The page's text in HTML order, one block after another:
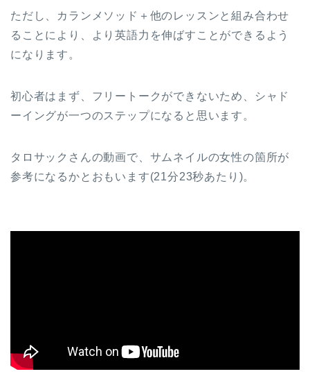
ただし、カランメソッド＋他のレッスンと組み合わせ
ることにより、より英語力を伸ばすことができるよう
になります。
初心者はまず、フリートークができないため、シャド
ーイングが一つのステップになると思います。
タロサックさんの動画で、サムネイルの女性の箇所が
参考になるかとおもいます(21分23秒あたり)。